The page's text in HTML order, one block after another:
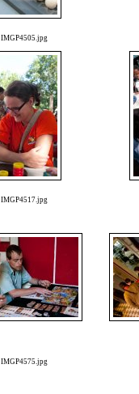
IMGP4505.jpg
IMGP4517.jpg
IMGP4575.jpg